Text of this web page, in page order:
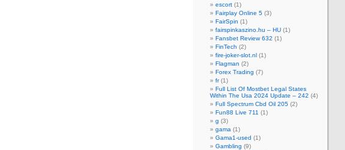
escort (1)
Fairplay Online 5 (3)
FairSpin (1)
fairspinkaszino.hu – HU (1)
Fansbet Review 632 (1)
FinTech (2)
fire-joker-slot.nl (1)
Flagman (2)
Forex Trading (7)
fr(1)
Full List Of Mostbet Legal States
Within The Usa 2024 Update – 242 (4)
Full Spectrum Cbd Oil 205 (2)
Fun88 Live 711 (1)
g (3)
gama (1)
Gama1-used (1)
Gambling (9)